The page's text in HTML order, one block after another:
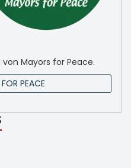
Mayors for Peace.
PEACE